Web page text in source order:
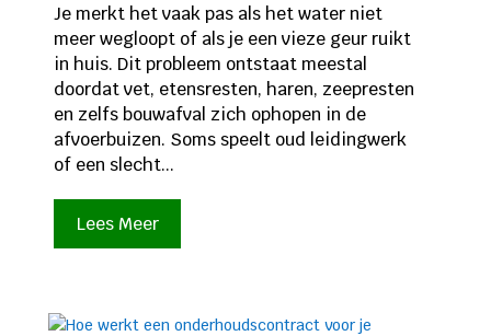
Je merkt het vaak pas als het water niet
meer wegloopt of als je een vieze geur ruikt
in huis. Dit probleem ontstaat meestal
doordat vet, etensresten, haren, zeepresten
en zelfs bouwafval zich ophopen in de
afvoerbuizen. Soms speelt oud leidingwerk
of een slecht...
Lees Meer